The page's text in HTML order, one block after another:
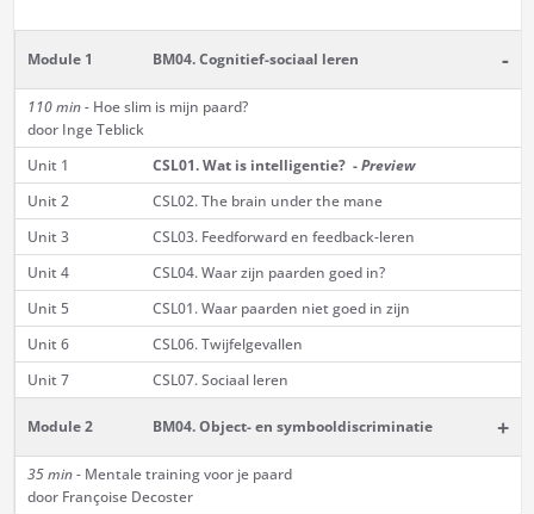
Module 1 BM04. Cognitief-sociaal leren -
110 min -Hoe slim is mijn paard?
door Inge Teblick
Unit 1
CSL01. Wat is intelligentie? -Preview
Unit 2
CSL02. The brain under the mane
Unit 3
CSL03. Feedforward en feedback-leren
Unit 4
CSL04. Waar zijn paarden goed in?
Unit 5
CSL01. Waar paarden niet goed in zijn
Unit 6
CSL06. Twijfelgevallen
Unit 7
CSL07. Sociaal leren
Module 2 BM04. Object- en symbooldiscriminatie +
35 min -Mentale training voor je paard
door Françoise Decoster